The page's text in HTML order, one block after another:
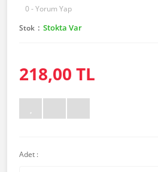
0 - Yorum Yap
Stok
Stokta Var
218,00 TL
Adet :